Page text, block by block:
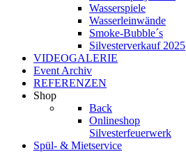
Wasserspiele
Wasserleinwände
Smoke-Bubble´s
Silvesterverkauf 2025
VIDEOGALERIE
Event Archiv
REFERENZEN
Shop
Back
Onlineshop
Silvesterfeuerwerk
Spül- & Mietservice